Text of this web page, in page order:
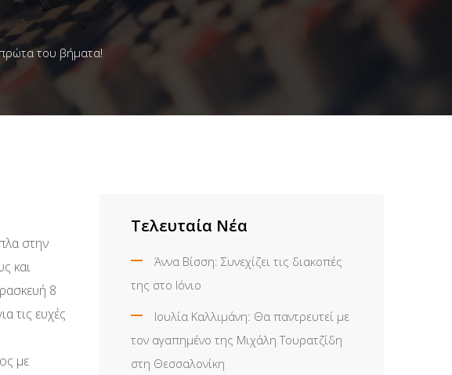
του βήματα!
στην
και
8
τις ευχές
με
Τελευταία Νέα
Άννα Βίσση: Συνεχίζει τις διακοπές
της στο Ιόνιο
Ιουλία Καλλιμάνη: Θα παντρευτεί με
τον αγαπημένο της Μιχάλη Τουρατζίδη
στη Θεσσαλονίκη